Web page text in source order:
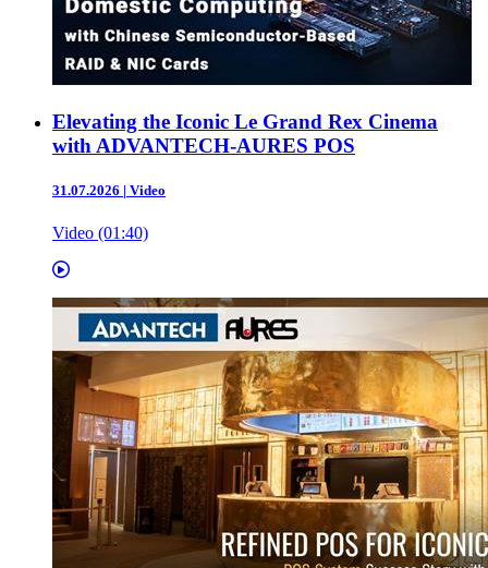
Elevating the Iconic Le Grand Rex Cinema
with ADVANTECH-AURES POS
31.07.2026 | Video
Video (01:40)